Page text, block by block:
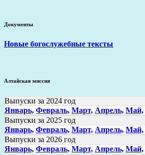
Документы
Новые богослужебные тексты
Алтайская миссия
Выпуски за 2024 год
Январь, Февраль, Март, Апрель, Май,
Выпуски за 2025 год
Январь, Февраль, Март, Апрель, Май,
Выпуски за 2026 год
Январь, Февраль, Март, Апрель, Май,